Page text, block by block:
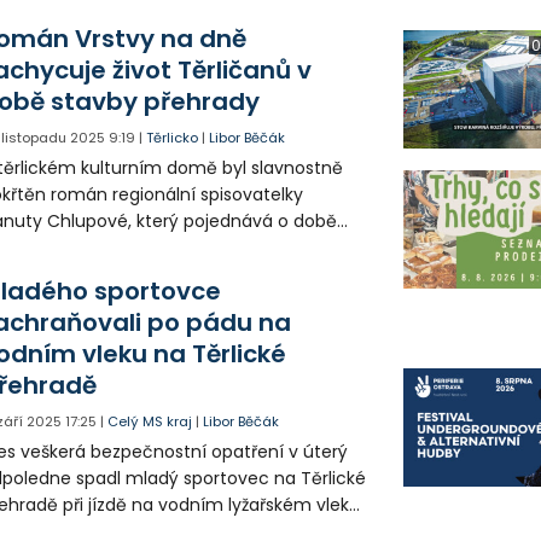
Vrstvy na dně
život Těrličanů v
stavby přehrady
listopadu 2025 9:19 |Těrlicko |Libor Běčák
kulturním domě byl slavnostně
román regionální spisovatelky
Chlupové, který pojednává o době
sportovce
po pádu na
vleku na Těrlické
2025 17:25 | Celý MS kraj |Libor Běčák
veškerá bezpečnostní opatření v úterý
spadl mladý sportovec na Těrlické
při jízdě na vodním lyžařském vleku